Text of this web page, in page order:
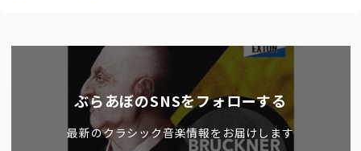
ぶらあぼのSNSをフォローする
最新のクラシック音楽情報をお届けします